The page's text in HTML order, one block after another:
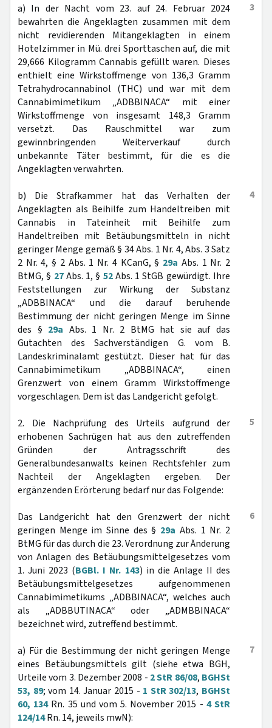
3
a) In der Nacht vom 23. auf 24. Februar 2024
bewahrten die Angeklagten zusammen mit dem
nicht revidierenden Mitangeklagten in einem
Hotelzimmer in Mü. drei Sporttaschen auf, die mit
29,666 Kilogramm Cannabis gefüllt waren. Dieses
enthielt eine Wirkstoffmenge von 136,3 Gramm
Tetrahydrocannabinol (THC) und war mit dem
Cannabimimetikum „ADBBINACA“ mit einer
Wirkstoffmenge von insgesamt 148,3 Gramm
versetzt. Das Rauschmittel war zum
gewinnbringenden Weiterverkauf durch
unbekannte Täter bestimmt, für die es die
Angeklagten verwahrten.
4
b) Die Strafkammer hat das Verhalten der
Angeklagten als Beihilfe zum Handeltreiben mit
Cannabis in Tateinheit mit Beihilfe zum
Handeltreiben mit Betäubungsmitteln in nicht
geringer Menge gemäß § 34 Abs. 1 Nr. 4, Abs. 3 Satz
2 Nr. 4, § 2 Abs. 1 Nr. 4 KCanG, § 29a Abs. 1 Nr. 2
BtMG, § 27Abs. 1, § 52Abs. 1 StGB gewürdigt. Ihre
Feststellungen zur Wirkung der Substanz
„ADBBINACA“ und die darauf beruhende
Bestimmung der nicht geringen Menge im Sinne
des § 29a Abs. 1 Nr. 2 BtMG hat sie auf das
Gutachten des Sachverständigen G. vom B.
Landeskriminalamt gestützt. Dieser hat für das
Cannabimimetikum „ADBBINACA“, einen
Grenzwert von einem Gramm Wirkstoffmenge
vorgeschlagen. Dem ist das Landgericht gefolgt.
5
2. Die Nachprüfung des Urteils aufgrund der
erhobenen Sachrügen hat aus den zutreffenden
Gründen der Antragsschrift des
Generalbundesanwalts keinen Rechtsfehler zum
Nachteil der Angeklagten ergeben. Der
ergänzenden Erörterung bedarf nur das Folgende:
6
Das Landgericht hat den Grenzwert der nicht
geringen Menge im Sinne des § 29a Abs. 1 Nr. 2
BtMG für das durch die 23. Verordnung zur Änderung
von Anlagen des Betäubungsmittelgesetzes vom
1. Juni 2023 (BGBl. I Nr. 143) in die Anlage II des
Betäubungsmittelgesetzes aufgenommenen
Cannabimimetikums „ADBBINACA“, welches auch
als „ADBBUTINACA“ oder „ADMBBINACA“
bezeichnet wird, zutreffend bestimmt.
7
a) Für die Bestimmung der nicht geringen Menge
eines Betäubungsmittels gilt (siehe etwa BGH,
Urteile vom 3. Dezember 2008 - 2 StR 86/08, BGHSt
53, 89; vom 14. Januar 2015 - 1 StR 302/13, BGHSt
60, 134Rn. 35 und vom 5. November 2015 - 4 StR
124/14Rn. 14, jeweils mwN):